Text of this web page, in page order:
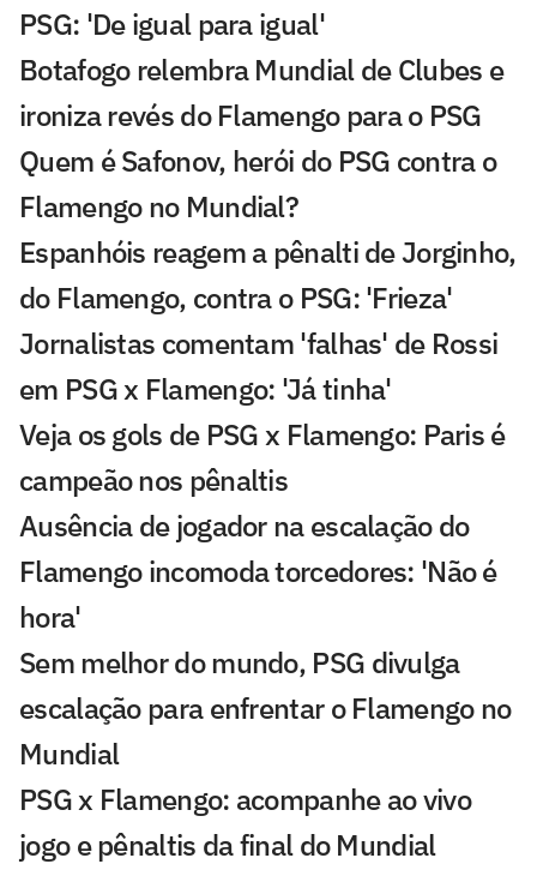
PSG: 'De igual para igual'
Botafogo relembra Mundial de Clubes e
ironiza revés do Flamengo para o PSG
Quem é Safonov, herói do PSG contra o
Flamengo no Mundial?
Espanhóis reagem a pênalti de Jorginho,
do Flamengo, contra o PSG: 'Frieza'
Jornalistas comentam 'falhas' de Rossi
em PSG x Flamengo: 'Já tinha'
Veja os gols de PSG x Flamengo: Paris é
campeão nos pênaltis
Ausência de jogador na escalação do
Flamengo incomoda torcedores: 'Não é
hora'
Sem melhor do mundo, PSG divulga
escalação para enfrentar o Flamengo no
Mundial
PSG x Flamengo: acompanhe ao vivo
jogo e pênaltis da final do Mundial